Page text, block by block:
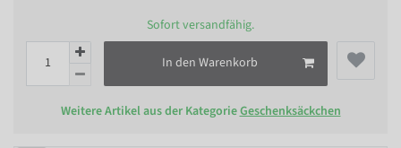
Sofort versandfähig.
In den Warenkorb
Weitere Artikel aus der KategorieGeschenksäckchen